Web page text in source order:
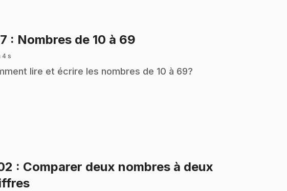
: Nombres de 10 à 69
4 s
lire et écrire les nombres de 10 à 69?
: Comparer deux nombres à deux
.